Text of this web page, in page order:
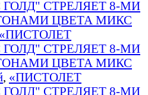
СТРЕЛЯЕТ 8-МИ
ЦВЕТА МИКС
«ПИСТОЛЕТ
СТРЕЛЯЕТ 8-МИ
ЦВЕТА МИКС
, «ПИСТОЛЕТ
СТРЕЛЯЕТ 8-МИ